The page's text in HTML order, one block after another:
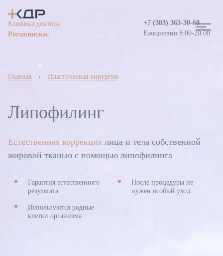
Клиника доктора
Рогажинскас
+7 (383) 363-30-60
Ежедневно 8:00-20:00
Вакансии
Главная › Пластическая хирургия
Липофилинг
Естественная коррекция лица и тела собственной
жировой тканью с помощью липофилинга
Гарантия естественного
результата
После процедуры не
нужен особый уход
Используются родные
клетки организма